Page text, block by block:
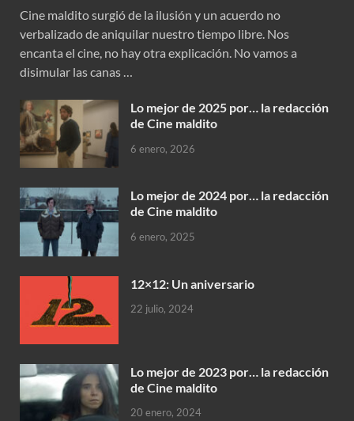
Cine maldito surgió de la ilusión y un acuerdo no
verbalizado de aniquilar nuestro tiempo libre. Nos
encanta el cine, no hay otra explicación. No vamos a
disimular las canas …
Lo mejor de 2025 por… la redacción
de Cine maldito
6 enero, 2026
Lo mejor de 2024 por… la redacción
de Cine maldito
6 enero, 2025
12×12: Un aniversario
22 julio, 2024
Lo mejor de 2023 por… la redacción
de Cine maldito
20 enero, 2024